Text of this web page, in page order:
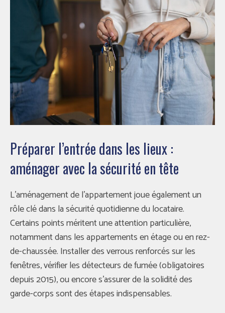
Préparer l’entrée dans les lieux :
aménager avec la sécurité en tête
L’aménagement de l’appartement joue également un
rôle clé dans la sécurité quotidienne du locataire.
Certains points méritent une attention particulière,
notamment dans les appartements en étage ou en rez-
de-chaussée. Installer des verrous renforcés sur les
fenêtres, vérifier les détecteurs de fumée (obligatoires
depuis 2015), ou encore s’assurer de la solidité des
garde-corps sont des étapes indispensables.